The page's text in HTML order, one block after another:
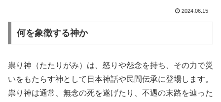
2024.06.15
何を象徴する神か
祟り神（たたりがみ）は、怒りや怨念を持ち、その力で災
いをもたらす神として日本神話や民間伝承に登場します。
祟り神は通常、無念の死を遂げたり、不遇の末路を辿った